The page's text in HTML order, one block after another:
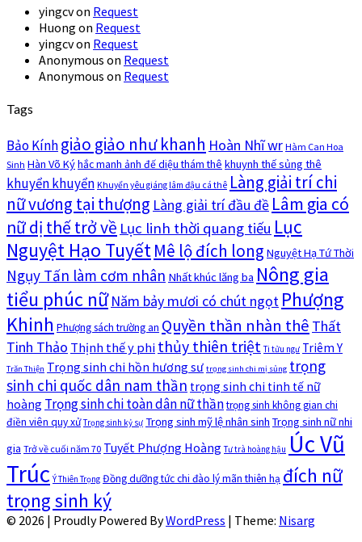
yingcvon Request
Huong on Request
yingcvon Request
Anonymous on Request
Anonymous on Request
Tags
Bảo Kínhgiảo giảo như khanh Hoàn Nhĩ wr Hàm Can Hoa
Sinh Hàn Võ Kýhắc manh ảnh đế diệu thám thê khuynh thế sủng thê
khuyển khuyển Khuyển yêu giáng lâm đậu cá thê Làng giải trí chi
nữ vương tại thượng Làng giải trí đầu đề Lâm gia có
nữ dị thế trở về Lục linh thời quang tiếu Lục
Nguyệt Hạo TuyếtMê lộ đích long Nguyệt Hạ Tứ Thời
Ngụy Tấn làm cơm nhân Nhất khúc lăng ba Nông gia
tiểu phúc nữ Năm bảy mươi có chút ngọt Phượng
Khinh Phượng sách trường an Quyền thần nhàn thê Thất
Tinh Thảo Thịnh thế y phi thủy thiên triệt Ti tửu ngư Triêm Y
Trăn Thiện Trọng sinh chi hồn hương sư trọng sinh chi mị sủng trọng
sinh chi quốc dân nam thần trọng sinh chi tinh tế nữ
hoàng Trọng sinh chi toàn dân nữ thầntrọng sinh không gian chi
điền viên quy xử Trọng sinh kỷ sự Trọng sinh mỹ lệ nhân sinh Trọng sinh nữ nhi
gia Trở về cuối năm 70 Tuyết Phượng Hoàng Tư trà hoàng hậu Úc Vũ
Trúc Ý Thiên Trọng Đồng dưỡng tức chi đào lý mãn thiên hạ đích nữ
trọng sinh ký
© 2026 | Proudly Powered ByWordPress | Theme: Nisarg